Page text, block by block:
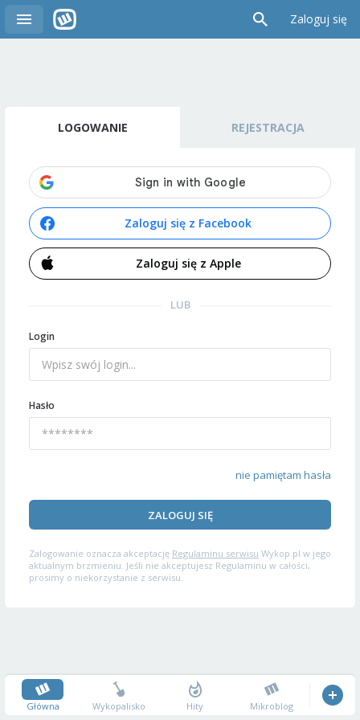
Zaloguj się
LOGOWANIE REJESTRACJA
Zaloguj się z Facebook
Zaloguj się z Apple
LUB
Login
Hasło
nie pamiętam hasła
ZALOGUJ SIĘ
Zalogowanie oznacza akceptację Regulaminu serwisu Wykop.pl w jego
aktualnym brzmieniu. Jeśli nie akceptujesz Regulaminu w całości,
prosimy o niekorzystanie z serwisu.
Główna Wykopalisko Hity Mikroblog